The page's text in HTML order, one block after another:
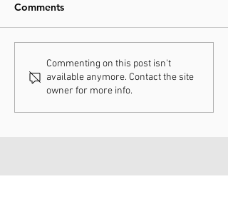
31-01-2026 / WK Hulst
Comments
Commenting on this post isn't
available anymore. Contact the site
owner for more info.